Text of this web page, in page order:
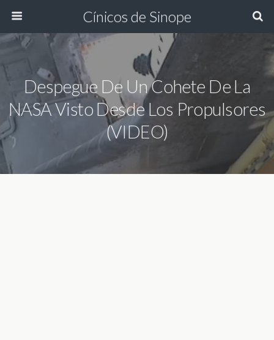
Cínicos de Sinope
Despegue De Un Cohete De La
NASA Visto Desde Los Propulsores
(VIDEO)